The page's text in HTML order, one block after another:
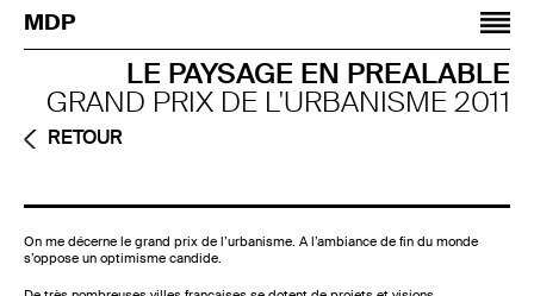
MDP
LE PAYSAGE EN PREALABLE
GRAND PRIX DE L'URBANISME 2011
RETOUR
On me décerne le grand prix de l’urbanisme. A l’ambiance de fin du monde
s’oppose un optimisme candide.